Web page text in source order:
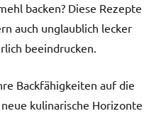
backen? Diese Rezepte
auch unglaublich lecker
beeindrucken.
Backfähigkeiten auf die
kulinarische Horizonte